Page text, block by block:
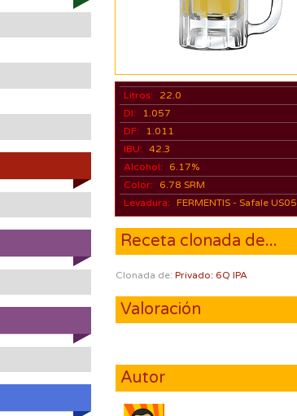
Litros:
22.0
DI:
1.057
DF:
1.011
IBU: 42.3
Alcohol:
6.17%
Color:
6.78 SRM
Levadura: FERMENTIS - Safale US05
Receta clonada de...
Clonada de:Privado: 6Q IPA
Valoración
Autor